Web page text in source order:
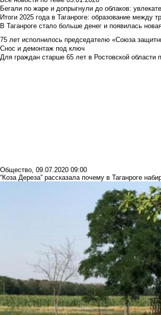
Бегали по жаре и допрыгнули до облаков:
Итоги 2025 года в Таганроге: образование
В Таганроге стало больше денег и появилась
75 лет исполнилось председателю «Союза
Снос и демонтаж под ключ
Для граждан старше 65 лет в Ростовской области
Общество, 09.07.2020 09:00
“Коза Дереза” рассказала почему в Таганроге